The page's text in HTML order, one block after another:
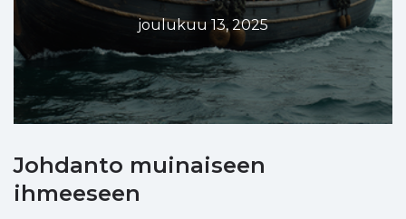
joulukuu 13, 2025
Johdanto muinaiseen
ihmeeseen